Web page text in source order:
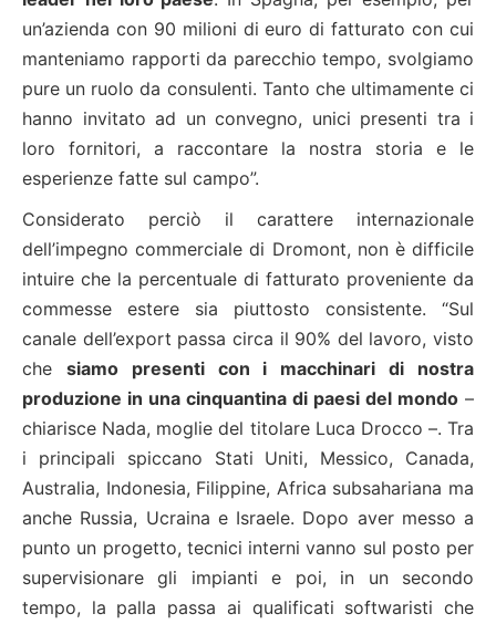
un’azienda con 90 milioni di euro di fatturato con cui
manteniamo rapporti da parecchio tempo, svolgiamo
pure un ruolo da consulenti. Tanto che ultimamente ci
hanno invitato ad un convegno, unici presenti tra i
loro fornitori, a raccontare la nostra storia e le
esperienze fatte sul campo”.
Considerato perciò il carattere internazionale
dell’impegno commerciale di Dromont, non è difficile
intuire che la percentuale di fatturato proveniente da
commesse estere sia piuttosto consistente. “Sul
canale dell’export passa circa il 90% del lavoro, visto
che siamo presenti con i macchinari di nostra
produzione in una cinquantina di paesi del mondo –
chiarisce Nada, moglie del titolare Luca Drocco –. Tra
i principali spiccano Stati Uniti, Messico, Canada,
Australia, Indonesia, Filippine, Africa subsahariana ma
anche Russia, Ucraina e Israele. Dopo aver messo a
punto un progetto, tecnici interni vanno sul posto per
supervisionare gli impianti e poi, in un secondo
tempo, la palla passa ai qualificati softwaristi che